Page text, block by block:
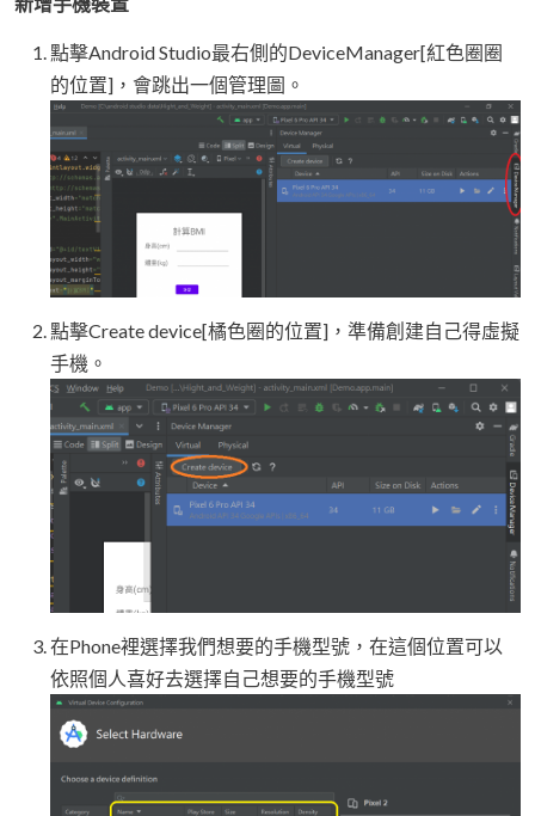
點擊Android Studio最右側的DeviceManager[紅色圈圈
的位置]，會跳出一個管理圖。
點擊Create device[橘色圈的位置]，準備創建自己得虛擬
手機。
在Phone裡選擇我們想要的手機型號，在這個位置可以
依照個人喜好去選擇自己想要的手機型號